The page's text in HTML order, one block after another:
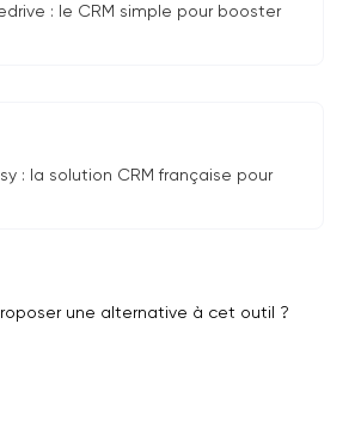
: le CRM simple pour booster
: la solution CRM française pour
une alternative à cet outil ?